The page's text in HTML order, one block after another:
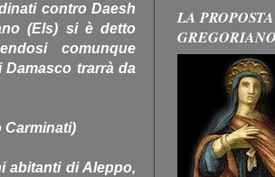
contro Daesh
(Els) si è detto
comunque
trarrà da
Carminati)
abitanti di Aleppo,
LA